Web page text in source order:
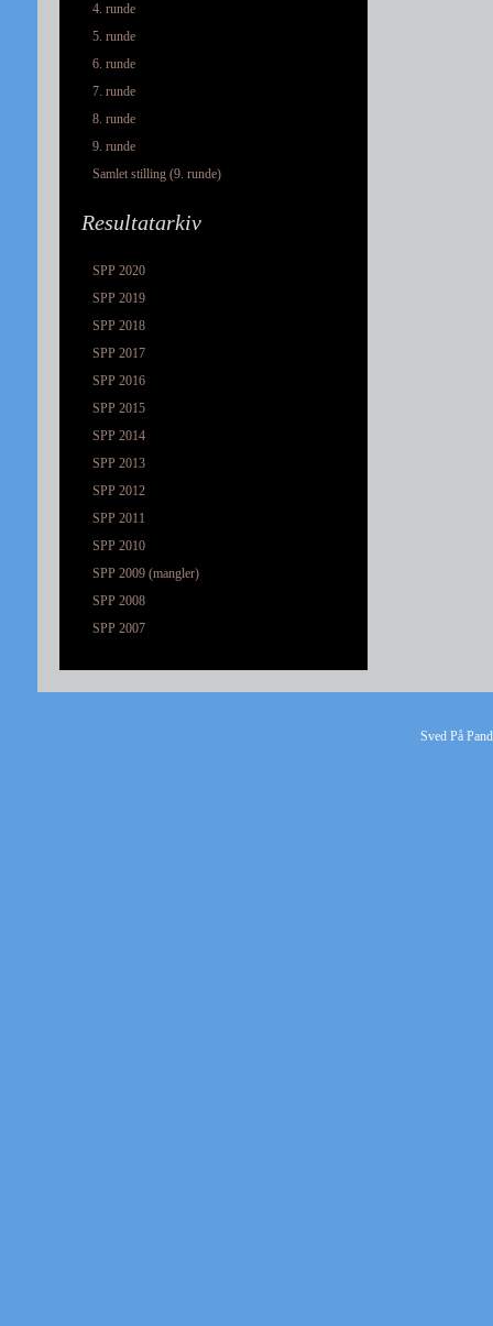
4. runde
5. runde
6. runde
7. runde
8. runde
9. runde
Samlet stilling (9. runde)
Resultatarkiv
SPP 2020
SPP 2019
SPP 2018
SPP 2017
SPP 2016
SPP 2015
SPP 2014
SPP 2013
SPP 2012
SPP 2011
SPP 2010
SPP 2009 (mangler)
SPP 2008
SPP 2007
Sved På